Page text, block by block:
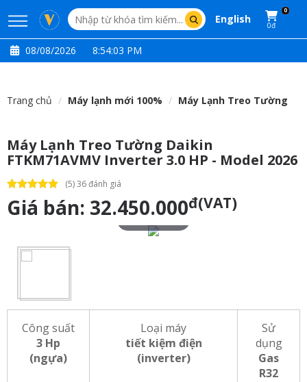
English
0
0đ
08/08/2026 8:54:04 PM
Trang chủ Máy lạnh mới 100% Máy Lạnh Treo Tường
Máy Lạnh Treo Tường Daikin
FTKM71AVMV Inverter 3.0 HP - Model 2026
(5) 36 đánh giá
Giá bán: 32.450.000đ(VAT)
Công suất
3 Hp
(ngựa)
Loại máy
tiết kiệm điện
(inverter)
Sử
dụng
Gas
R32